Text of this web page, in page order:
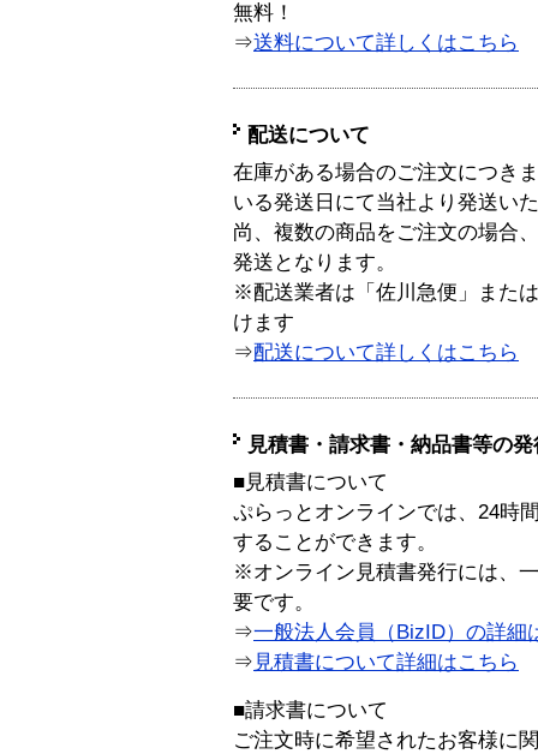
無料！
⇒送料について詳しくはこちら
配送について
在庫がある場合のご注文につき
いる発送日にて当社より発送い
尚、複数の商品をご注文の場合
発送となります。
※配送業者は「佐川急便」また
けます
⇒配送について詳しくはこちら
見積書・請求書・納品書等の
■見積書について
ぷらっとオンラインでは、24時
することができます。
※オンライン見積書発行には、
要です。
⇒一般法人会員（BizID）の詳細
⇒ 見積書について詳細はこちら
■請求書について
ご注文時に希望されたお客様に